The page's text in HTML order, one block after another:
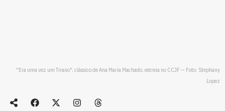
"Era uma vez um Tirano", clássico de Ana Maria Machado, estreia no CCJF — Foto: Stephany
Lopez